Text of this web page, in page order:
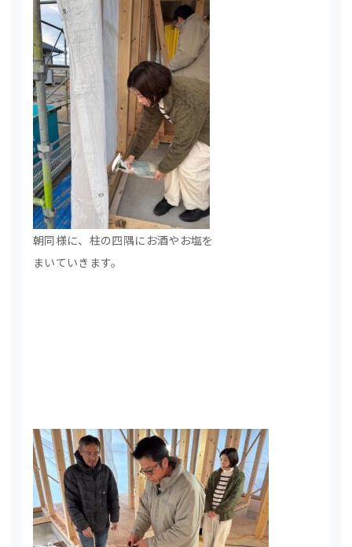
朝同様に、柱の四隅にお酒やお塩を
まいていきます。